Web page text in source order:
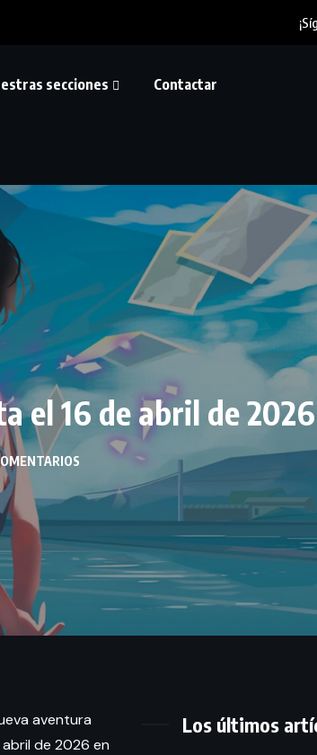
secciones Contactar
el 16 de abril de 2026
aventura
abril de 2026 en
Los últimos